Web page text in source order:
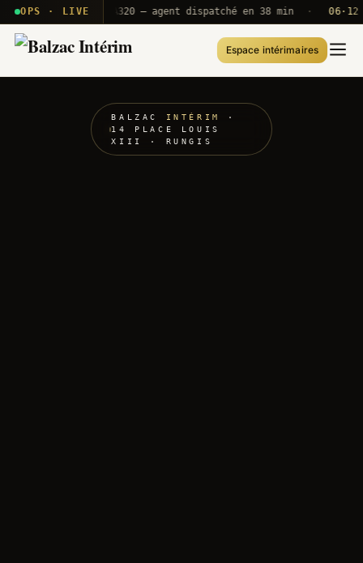
OPS · LIVE
· T2E · B71Push A320 — agent dispatché en 38 min · 06·12
Espace intérimaires
BALZAC INTÉRIM
·
14 PLACE LOUIS
XIII · RUNGIS